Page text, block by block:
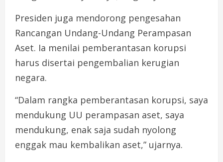
Presiden juga mendorong pengesahan
Rancangan Undang-Undang Perampasan
Aset. Ia menilai pemberantasan korupsi
harus disertai pengembalian kerugian
negara.
“Dalam rangka pemberantasan korupsi, saya
mendukung UU perampasan aset, saya
mendukung, enak saja sudah nyolong
enggak mau kembalikan aset,” ujarnya.